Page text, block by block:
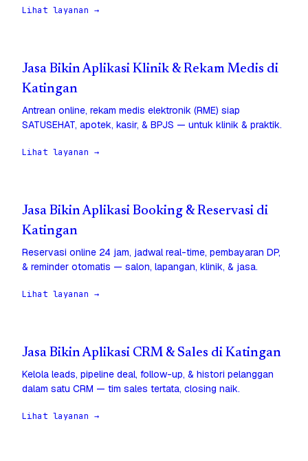
Lihat layanan →
Jasa Bikin Aplikasi Klinik & Rekam Medis di
Katingan
Antrean online, rekam medis elektronik (RME) siap
SATUSEHAT, apotek, kasir, & BPJS — untuk klinik & praktik.
Lihat layanan →
Jasa Bikin Aplikasi Booking & Reservasi di
Katingan
Reservasi online 24 jam, jadwal real-time, pembayaran DP,
& reminder otomatis — salon, lapangan, klinik, & jasa.
Lihat layanan →
Jasa Bikin Aplikasi CRM & Sales di Katingan
Kelola leads, pipeline deal, follow-up, & histori pelanggan
dalam satu CRM — tim sales tertata, closing naik.
Lihat layanan →